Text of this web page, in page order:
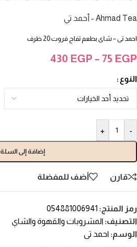
Ahmad Tea - أحمد تي
احمد تى – شاى بطعم تفاح فروت 20 ظرف
75 EGP
–
430 EGP
النوع
-
+
إضافة إلى السلة
قارن أضف للمفضلة
رمز المنتج: 054881006941
التصنيف: المشروبات والقهوة والشاي
الوسم: احمد تى